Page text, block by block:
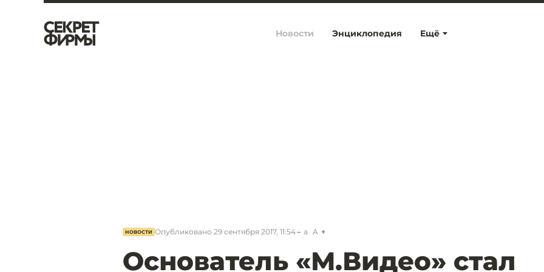
Ещё
Новости Энциклопедия
НОВОСТИ Опубликовано 29 сентября 2017, 11:54 a A
Основатель «М.Видео» стал